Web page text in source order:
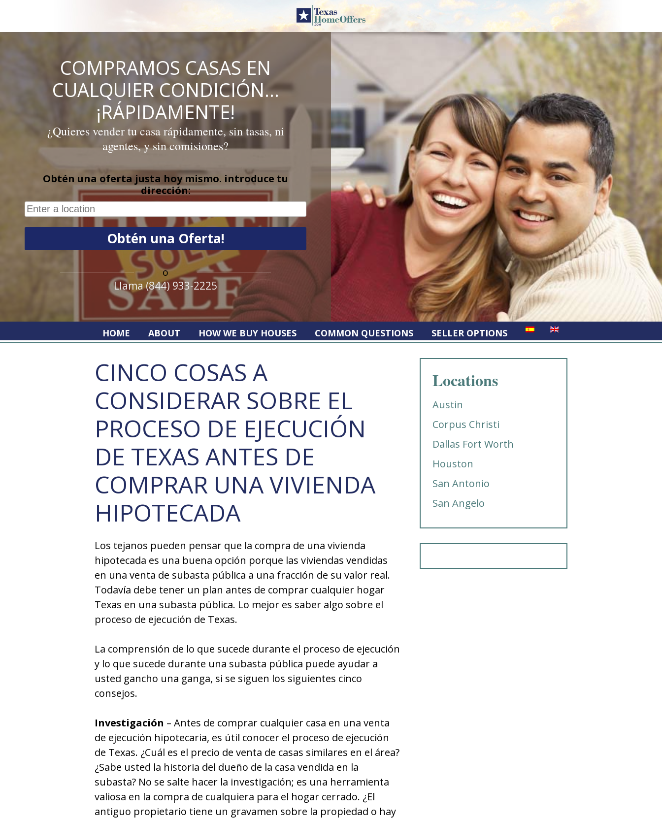
content
COMPRAMOS CASAS EN
CUALQUIER CONDICIÓN…
¡RÁPIDAMENTE!
¿Quieres vender tu casa rápidamente, sin tasas, ni
agentes, y sin comisiones?
Obtén una oferta justa hoy mismo. introduce tu
dirección:
o
Llama (844) 933-2225
HOME ABOUT HOW WE BUY HOUSES COMMON QUESTIONS SELLER OPTIONS
CINCO COSAS A
CONSIDERAR SOBRE EL
PROCESO DE EJECUCIÓN
DE TEXAS ANTES DE
COMPRAR UNA VIVIENDA
HIPOTECADA
Los tejanos pueden pensar que la compra de una vivienda
hipotecada es una buena opción porque las viviendas vendidas
en una venta de subasta pública a una fracción de su valor real.
Todavía debe tener un plan antes de comprar cualquier hogar
Texas en una subasta pública. Lo mejor es saber algo sobre el
proceso de ejecución de Texas.
La comprensión de lo que sucede durante el proceso de ejecución
y lo que sucede durante una subasta pública puede ayudar a
usted gancho una ganga, si se siguen los siguientes cinco
consejos.
Investigación – Antes de comprar cualquier casa en una venta
de ejecución hipotecaria, es útil conocer el proceso de ejecución
de Texas. ¿Cuál es el precio de venta de casas similares en el área?
¿Sabe usted la historia del dueño de la casa vendida en la
subasta? No se salte hacer la investigación; es una herramienta
valiosa en la compra de cualquiera para el hogar cerrado. ¿El
antiguo propietario tiene un gravamen sobre la propiedad o hay
Locations
Austin
Corpus Christi
Dallas Fort Worth
Houston
San Antonio
San Angelo